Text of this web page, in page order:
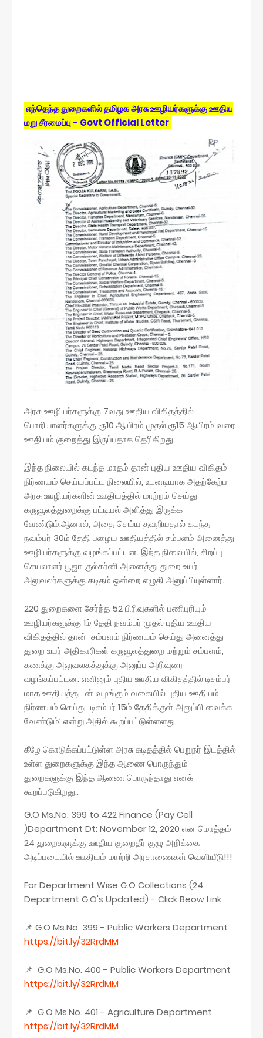
எந்தெந்த துறைகளில் தமிழக அரசு ஊழியர்களுக்கு ஊதிய
மறு சீரமைப்பு - Govt Official Letter
அரசு ஊழியர்களுக்கு 7வது ஊதிய விகிதத்தில்
பொறியாளர்களுக்கு ரூ10 ஆயிரம் முதல் ரூ15 ஆயிரம் வரை
ஊதியம் குறைத்து இருப்பதாக தெரிகிறது.
இந்த நிலையில் கடந்த மாதம் தான் புதிய ஊதிய விகிதம்
நிர்ணயம் செய்யப்பட்ட நிலையில், உடனடியாக அதற்கேற்ப
அரசு ஊழியர்களின் ஊதியத்தில் மாற்றம் செய்து
கருவூலத்துறைக்கு பட்டியல் அளித்து இருக்க
வேண்டும்.ஆனால், அதை செய்ய தவறியதால் கடந்த
நவம்பர் 30ம் தேதி பழைய ஊதியத்தில் சம்பளம் அனைத்து
ஊழியர்களுக்கு வழங்கப்பட்டன. இந்த நிலையில், சிறப்பு
செயலாளர் பூஜா குல்கர்னி அனைத்து துறை உயர்
அலுவலர்களுக்கு கடிதம் ஒன்றை எழுதி அனுப்பியுள்ளார்.
220 துறைகளை சேர்ந்த 52 பிரிவுகளில் பணிபுரியும்
ஊழியர்களுக்கு 1ம் தேதி நவம்பர் முதல் புதிய ஊதிய
விகிதத்தில் தான் சம்பளம் நிர்ணயம் செய்து அனைத்து
துறை உயர் அதிகாரிகள் கருவூலத்துறை மற்றும் சம்பளம்,
கணக்கு அலுவலகத்துக்கு அனுப்ப அறிவுரை
வழங்கப்பட்டன. எனினும் புதிய ஊதிய விகிதத்தில் டிசம்பர்
மாத ஊதியத்துடன் வழங்கும் வகையில் புதிய ஊதியம்
நிர்ணயம் செய்து டிசம்பர் 15ம் தேதிக்குள் அனுப்பி வைக்க
வேண்டும்’ என்று அதில் கூறப்பட்டுள்ளளது.
கீழே கொடுக்கப்பட்டுள்ள அரசு கடிதத்தில் பெறுநர் இடத்தில்
உள்ள துறைகளுக்கு இந்த ஆணை பொருந்தும்
துறைகளுக்கு இந்த ஆணை பொருந்தாது எனக்
கூறப்படுகிறது..
G.O Ms.No. 399 to 422 Finance (Pay Cell
)Department Dt: November 12, 2020 என மொத்தம்
24 துறைகளுக்கு ஊதிய குறைதீர் குழு அறிக்கை
அடிப்படையில் ஊதியம் மாற்றி அரசாணைகள் வெளியீடு!!!
For Department Wise G.O Collections (24
Department G.O's Updated) - Click Beow Link
📌 G.O Ms.No. 399 - Public Workers Department
https://bit.ly/32RrdMM
📌 G.O Ms.No. 400 - Public Workers Department
https://bit.ly/32RrdMM
📌 G.O Ms.No. 401 - Agriculture Department
https://bit.ly/32RrdMM